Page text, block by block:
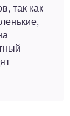
так как